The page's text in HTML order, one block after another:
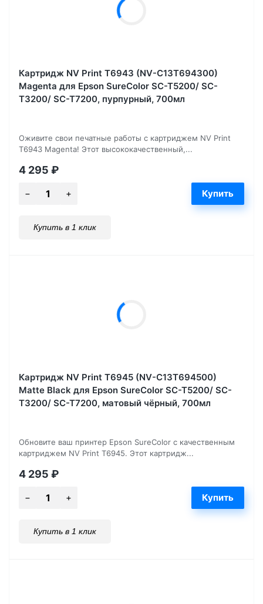
Картридж NV Print T6943 (NV-C13T694300)
Magenta для Epson SureColor SC-T5200/ SC-
T3200/ SC-T7200, пурпурный, 700мл
Оживите свои печатные работы с картриджем NV Print
T6943 Magenta! Этот высококачественный,...
4 295 ₽
Купить в 1 клик
Картридж NV Print T6945 (NV-C13T694500)
Matte Black для Epson SureColor SC-T5200/ SC-
T3200/ SC-T7200, матовый чёрный, 700мл
Обновите ваш принтер Epson SureColor с качественным
картриджем NV Print T6945. Этот картридж...
4 295 ₽
Купить в 1 клик